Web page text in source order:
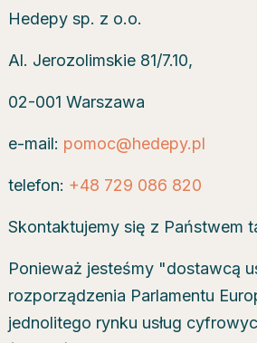
Hedepy sp. z o.o.
Al. Jerozolimskie 81/7.10,
02-001 Warszawa
e-mail: pomoc@hedepy.pl
telefon: +48 729 086 820
Skontaktujemy się z Państwem
Ponieważ jesteśmy "dostawcą
rozporządzenia Parlamentu
jednolitego rynku usług